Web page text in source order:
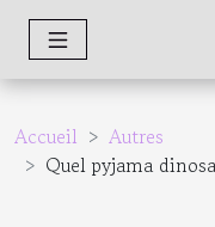
Accueil
Autres
Quel pyjama